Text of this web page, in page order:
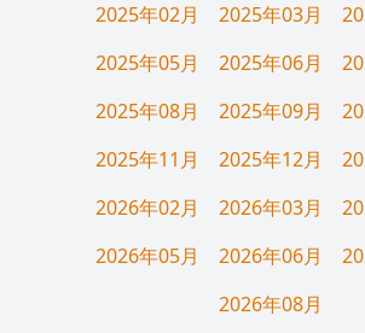
2025年02月
2025年03月
2025年05月
2025年06月
2025年08月
2025年09月
2025年11月
2025年12月
2026年02月
2026年03月
2026年05月
2026年06月
2026年08月